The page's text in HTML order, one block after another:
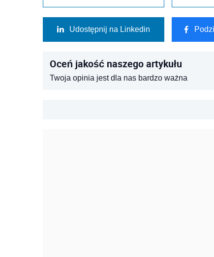
Udostępnij na Linkedin
Oceń jakość naszego artykułu
Twoja opinia jest dla nas bardzo ważna